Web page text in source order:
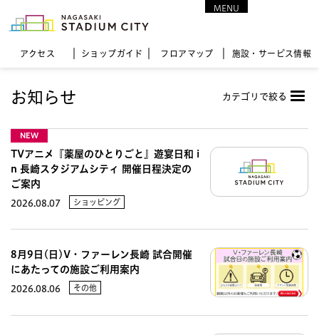
アクセス ショップガイド フロア マップ 施設・サービス情報
MENU
お知らせ カテゴリで絞る
NEW
TVアニメ『薬屋のひとりごと』遊宴日和 i
n 長崎スタジアムシティ 開催日程決定の
ご案内
2026.08.07 ショッピング
8月9日(日)V・ファーレン長崎 試合開催
にあたっての施設ご利用案内
2026.08.06 その他